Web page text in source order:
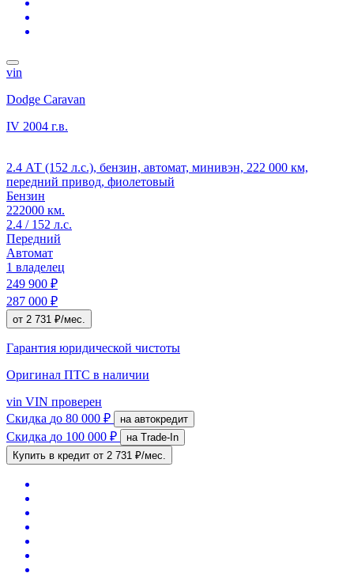
vin
Dodge Caravan
IV 2004 г.в.
2.4 АТ (152 л.с.), бензин, автомат, минивэн, 222 000 км,
передний привод, фиолетовый
Бензин
222000 км.
2.4 / 152 л.с.
Передний
Автомат
1 владелец
249 900 ₽
287 000 ₽
от 2 731 ₽/мес.
Гарантия юридической чистоты
Оригинал ПТС в наличии
vin VIN проверен
Скидка до 80 000 ₽ на автокредит
Скидка до 100 000 ₽
на Trade-In
Купить в кредит от 2 731 ₽/мес.